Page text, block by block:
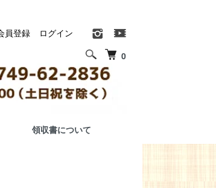
0
領収書について
員登録 ログイン